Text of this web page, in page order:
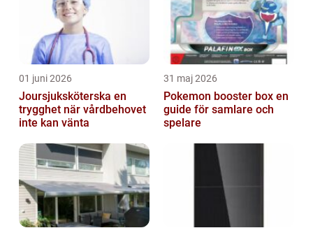
01 juni 2026
Joursjuksköterska en
trygghet när vårdbehovet
inte kan vänta
31 maj 2026
Pokemon booster box en
guide för samlare och
spelare